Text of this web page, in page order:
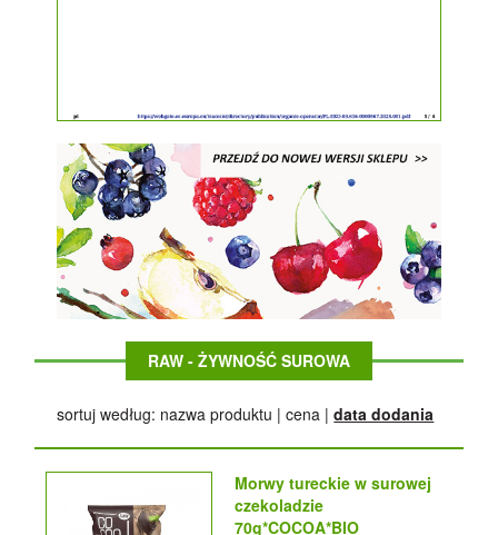
RAW - ŻYWNOŚĆ SUROWA
sortuj według: nazwa produktu |cena |data dodania
Morwy tureckie w surowej
czekoladzie
70g*COCOA*BIO